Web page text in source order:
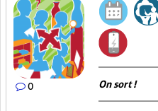
0 On sort !